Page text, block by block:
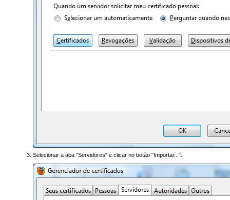
Selecionar a aba "Servidores" e clicar no botão "Importar...".